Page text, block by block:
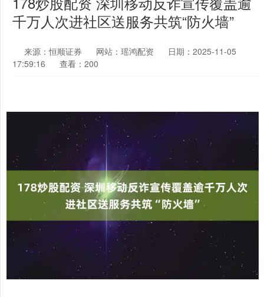
千万人次进社区送服务共筑“防火墙”
来源：恒顺证券 网站：瑶鸿配资
日期：2025-11-05
17:59:16
查看：200